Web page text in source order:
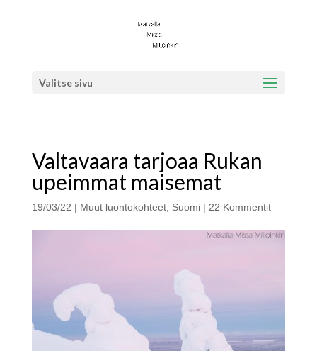
Valitse sivu
Valtavaara tarjoaa Rukan
upeimmat maisemat
19/03/22 | Muut luontokohteet, Suomi| 22 Kommentit